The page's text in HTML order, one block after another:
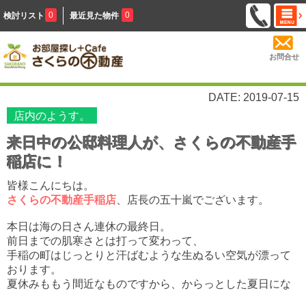
検討リスト 0 最近見た物件 0
お問合せ
DATE: 2019-07-15
店内のようす。
来日中の公邸料理人が、さくらの不動産手
稲店に！
皆様こんにちは。
さくらの不動産手稲店 、店長の五十嵐でございます。
本日は海の日さん連休の最終日。
前日までの肌寒さとは打って変わって、
手稲の町はじっとりと汗ばむような生ぬるい空気が漂って
おります。
夏休みももう間近なものですから、からっとした夏日にな